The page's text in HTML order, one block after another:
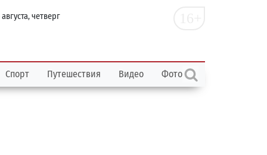
четверг
Спорт Путешествия Видео Фото